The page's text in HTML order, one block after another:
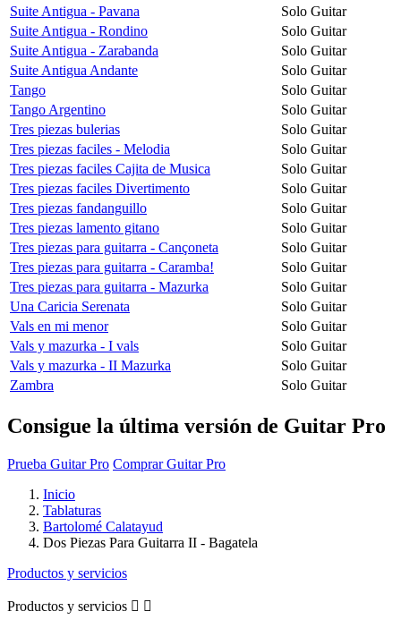
Suite Antigua - Pavana
Solo Guitar
Suite Antigua - Rondino
Solo Guitar
Suite Antigua - Zarabanda
Solo Guitar
Suite Antigua Andante
Solo Guitar
Tango
Solo Guitar
Tango Argentino
Solo Guitar
Tres piezas bulerias
Solo Guitar
Tres piezas faciles - Melodia
Solo Guitar
Tres piezas faciles Cajita de Musica
Solo Guitar
Tres piezas faciles Divertimento
Solo Guitar
Tres piezas fandanguillo
Solo Guitar
Tres piezas lamento gitano
Solo Guitar
Tres piezas para guitarra - Cançoneta
Solo Guitar
Tres piezas para guitarra - Caramba!
Solo Guitar
Tres piezas para guitarra - Mazurka
Solo Guitar
Una Caricia Serenata
Solo Guitar
Vals en mi menor
Solo Guitar
Vals y mazurka - I vals
Solo Guitar
Vals y mazurka - II Mazurka
Solo Guitar
Zambra
Solo Guitar
Consigue la última versión de Guitar Pro
Prueba Guitar Pro Comprar Guitar Pro
Inicio
Tablaturas
Bartolomé Calatayud
Dos Piezas Para Guitarra II - Bagatela
Productos y servicios
Productos y servicios  